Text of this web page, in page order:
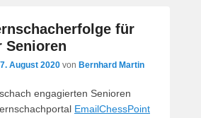
für
Senioren
August 2020 von Bernhard Martin
engagierten Senioren
EmailChessPoint